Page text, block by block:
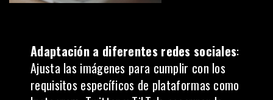
Adaptación a diferentes redes sociales:
Ajusta las imágenes para cumplir con los
requisitos específicos de plataformas como